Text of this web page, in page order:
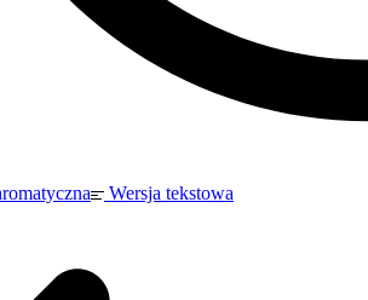
Wersja tekstowa